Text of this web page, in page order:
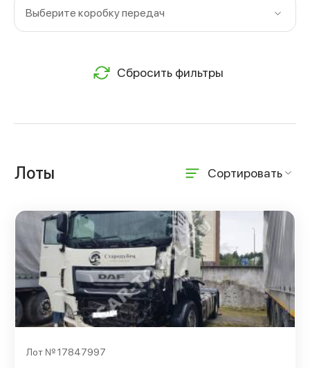
Выберите коробку передач
Сбросить фильтры
Лоты Сортировать
По убыванию цены
По дате начала от ближайшей до
По дате начала от крайней до
По дате завершения от ближайшей
Лот № 17847997